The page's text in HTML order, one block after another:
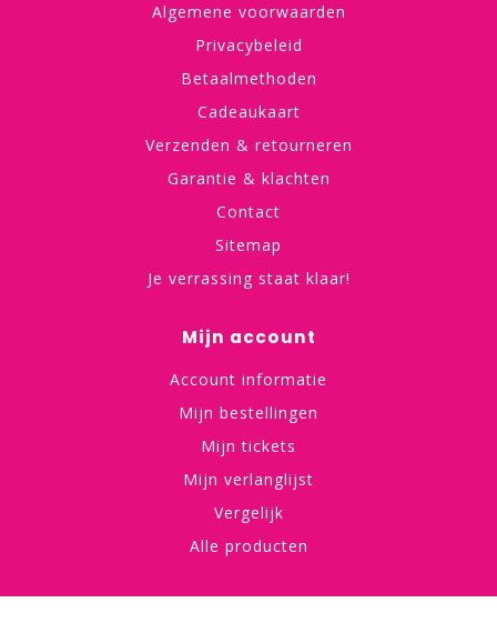
Algemene voorwaarden
Privacybeleid
Betaalmethoden
Cadeaukaart
Verzenden & retourneren
Garantie & klachten
Contact
Sitemap
Je verrassing staat klaar!
Mijn account
Account informatie
Mijn bestellingen
Mijn tickets
Mijn verlanglijst
Vergelijk
Alle producten